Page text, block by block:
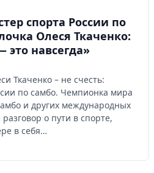
спорта России по
Олеся Ткаченко:
это навсегда»
Ткаченко – не счесть:
по самбо. Чемпионка мира
и других международных
о пути в спорте,
в себя…